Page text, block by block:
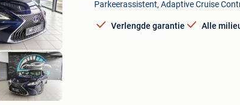
Favorieten
Parkeerassistent, Adaptive Cruise
Verlengde garantie Alle